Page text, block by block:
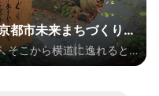
市未来まちづくり
そこから横道に逸れるとほ
ったところにも、意外な撮
あるものですよ♪ ぜひ脇